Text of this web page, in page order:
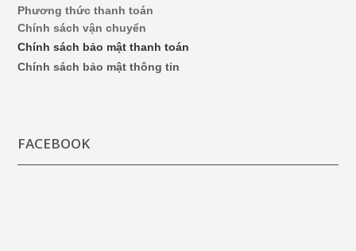
Phương thức thanh toán
Chính sách vận chuyển
Chính sách bảo mật thanh toán
Chính sách bảo mật thông tin
FACEBOOK